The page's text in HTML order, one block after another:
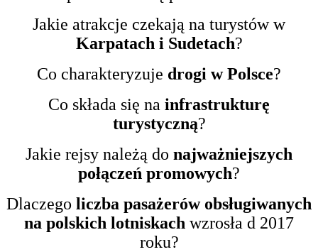
Jakie atrakcje czekają na turystów w
Karpatach i Sudetach?
Co charakteryzuje drogi w Polsce?
Co składa się na infrastrukturę
turystyczną?
Jakie rejsy należą do najważniejszych
połączeń promowych?
Dlaczego liczba pasażerów obsługiwanych
na polskich lotniskach wzrosła d 2017
roku?